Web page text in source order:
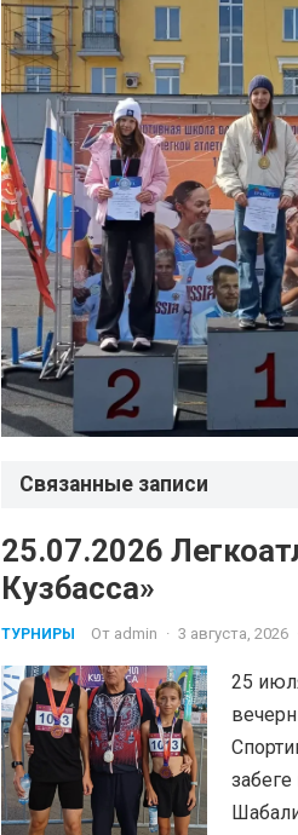
Связанные записи
25.07.2026
Кузбасса»
ТУРНИРЫ От admin · 3 августа, 2026
25